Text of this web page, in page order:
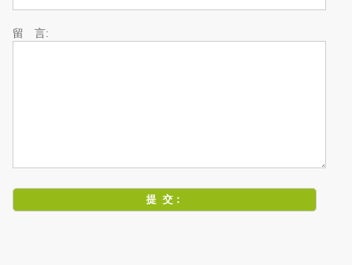
留 言: